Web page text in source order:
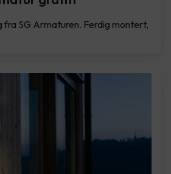
fra SG Armaturen. Ferdig montert,